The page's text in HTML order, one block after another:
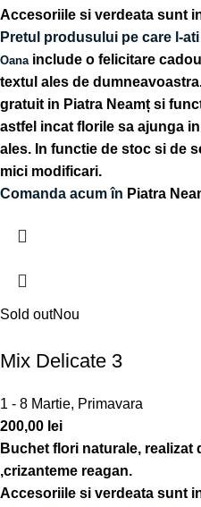
Accesoriile si verdeata sunt
Pretul produsului pe care l-
Oana include o felicitare
textul ales de
gratuit in Piatra Neamț si
astfel incat florile sa ajunga
ales. In functie de stoc si de
mici modificari.
Comanda acum în Piatra
Sold outNou
Mix Delicate 3
1 - 8 Martie, Primavara
200,00 lei
Buchet flori naturale,
,crizanteme reagan.
Accesoriile si verdeata sunt